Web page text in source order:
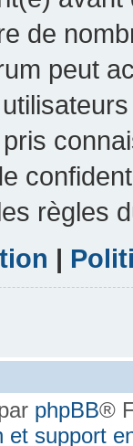
de
peut
règles
|
phpBB®
et support